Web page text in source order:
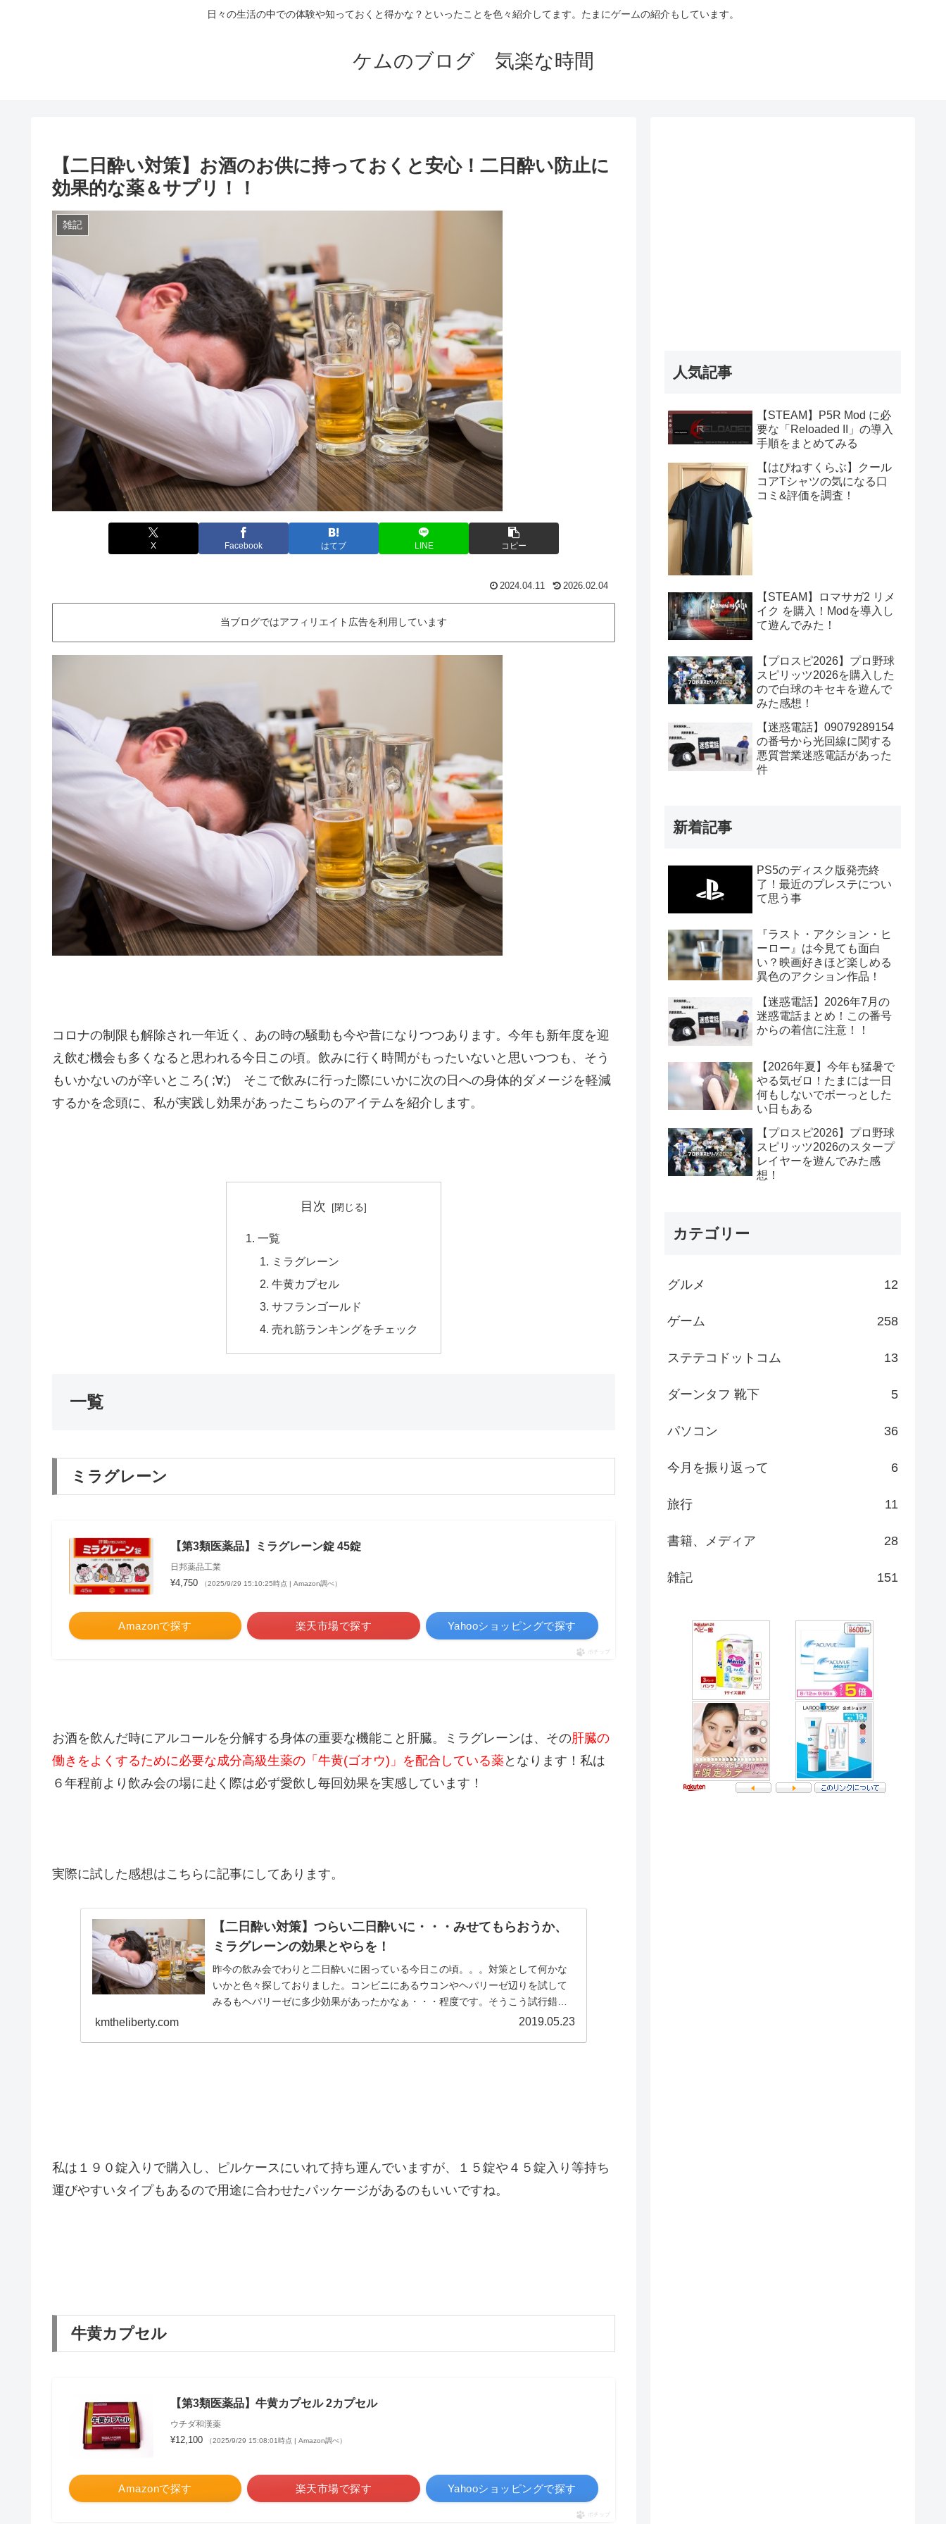
日々の生活の中での体験や知っておくと得かな？といったことを色々紹介してます。たまにゲームの紹介もしています。
ケムのブログ 気楽な時間
【二日酔い対策】お酒のお供に持っておくと安心！二日酔い防止に
効果的な薬＆サプリ！！
雑記
X Facebook はてブ LINE コピー
2024.04.11 2026.02.04
当ブログではアフィリエイト広告を利用しています
コロナの制限も解除され一年近く、あの時の騒動も今や昔になりつつあります。今年も新年度を迎
え飲む機会も多くなると思われる今日この頃。飲みに行く時間がもったいないと思いつつも、そう
もいかないのが辛いところ( ;∀;) そこで飲みに行った際にいかに次の日への身体的ダメージを軽減
するかを念頭に、私が実践し効果があったこちらのアイテムを紹介します。
目次
一覧
ミラグレーン
牛黄カプセル
サフランゴールド
売れ筋ランキングをチェック
一覧
ミラグレーン
【第3類医薬品】ミラグレーン錠 45錠
日邦薬品工業
¥4,750 （2025/9/29 15:10:25時点 | Amazon調べ）
Amazonで探す 楽天市場で探す Yahooショッピングで探す
ポチップ
お酒を飲んだ時にアルコールを分解する身体の重要な機能こと肝臓。ミラグレーンは、その肝臓の
働きをよくするために必要な成分高級生薬の「牛黄(ゴオウ)」を配合している薬となります！私は
６年程前より飲み会の場に赴く際は必ず愛飲し毎回効果を実感しています！
実際に試した感想はこちらに記事にしてあります。
【二日酔い対策】つらい二日酔いに・・・みせてもらおうか、
ミラグレーンの効果とやらを！
昨今の飲み会でわりと二日酔いに困っている今日この頃。。。対策として何かな
いかと色々探しておりました。コンビニにあるウコンやヘパリーゼ辺りを試して
みるもヘパリーゼに多少効果があったかなぁ・・・程度です。そうこう試行錯誤
kmtheliberty.com 2019.05.23
私は１９０錠入りで購入し、ピルケースにいれて持ち運んでいますが、１５錠や４５錠入り等持ち
運びやすいタイプもあるので用途に合わせたパッケージがあるのもいいですね。
牛黄カプセル
【第3類医薬品】牛黄カプセル 2カプセル
ウチダ和漢薬
¥12,100 （2025/9/29 15:08:01時点 | Amazon調べ）
Amazonで探す 楽天市場で探す Yahooショッピングで探す
ポチップ
人気記事
【STEAM】P5R Mod に必
要な「Reloaded II」の導入
手順をまとめてみる
【はぴねすくらぶ】クール
コアTシャツの気になる口
コミ&評価を調査！
【STEAM】ロマサガ2 リメ
イク を購入！Modを導入し
て遊んでみた！
【プロスピ2026】プロ野球
スピリッツ2026を購入した
ので白球のキセキを遊んで
みた感想！
【迷惑電話】09079289154
の番号から光回線に関する
悪質営業迷惑電話があった
件
新着記事
PS5のディスク版発売終
了！最近のプレステについ
て思う事
『ラスト・アクション・ヒ
ーロー』は今見ても面白
い？映画好きほど楽しめる
異色のアクション作品！
【迷惑電話】2026年7月の
迷惑電話まとめ！この番号
からの着信に注意！！
【2026年夏】今年も猛暑で
やる気ゼロ！たまには一日
何もしないでボーっとした
い日もある
【プロスピ2026】プロ野球
スピリッツ2026のスタープ
レイヤーを遊んでみた感
想！
カテゴリー
グルメ 12
ゲーム 258
ステテコドットコム 13
ダーンタフ 靴下 5
パソコン 36
今月を振り返って 6
旅行 11
書籍、メディア 28
雑記 151